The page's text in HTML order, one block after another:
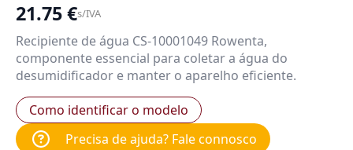
21.75€s/IVA
Recipiente de água CS-10001049 Rowenta,
componente essencial para coletar a água do
desumidificador e manter o aparelho eficiente.
Como identificar o modelo
Precisa de ajuda? Fale connosco